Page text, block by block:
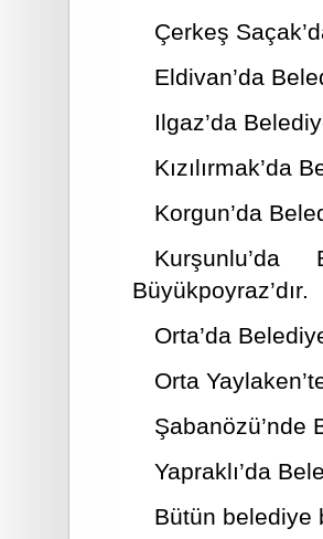
Çerkeş
Eldivan’da
Ilgaz’da
Kızılırmak’da
Korgun’da
Büyükpoyraz’dır.
Orta’da
Orta
Şabanözü’nde
Yapraklı’da
Bütün belediye